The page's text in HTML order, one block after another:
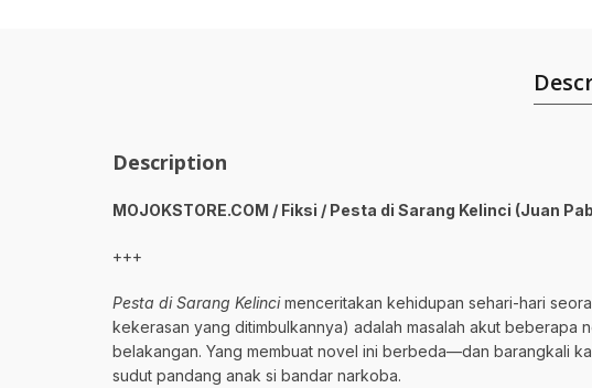
Description
MOJOKSTORE.COM / Fiksi / Pesta di Sarang Kelinci (Juan
+++
Pesta di Sarang Kelincimenceritakan kehidupan sehari-hari
kekerasan yang ditimbulkannya) adalah masalah akut
belakangan. Yang membuat novel ini berbeda—dan barangkali
sudut pandang anak si bandar narkoba.